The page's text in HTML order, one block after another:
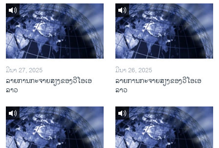
ມີນາ 27, 2025
ລາຍການກະຈາຍສຽງຂອງວີໂອເອ
ລາວ
ມີນາ 26, 2025
ລາຍການກະຈາຍສຽງຂອງວີໂອເອ
ລາວ